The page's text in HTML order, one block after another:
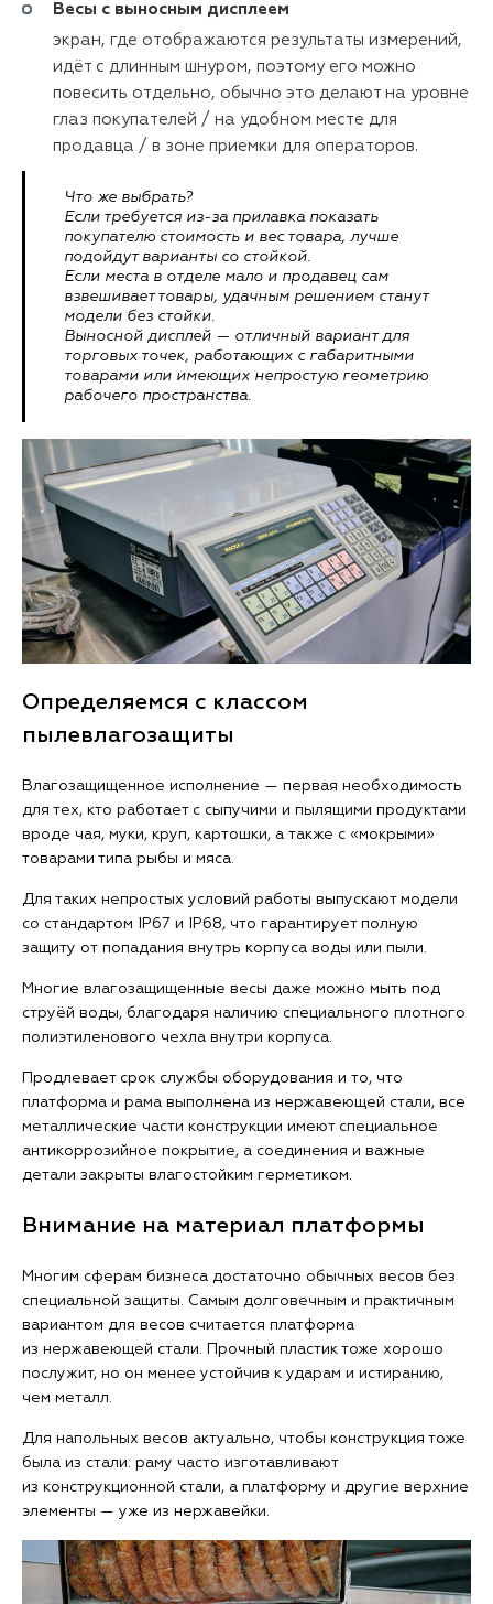
Весы с выносным дисплеем
экран, где отображаются результаты измерений,
идёт с длинным шнуром, поэтому его можно
повесить отдельно, обычно это делают на уровне
глаз покупателей / на удобном месте для
продавца / в зоне приемки для операторов.
Что же выбрать?
Если требуется из-за прилавка показать
покупателю стоимость и вес товара, лучше
подойдут варианты со стойкой.
Если места в отделе мало и продавец сам
взвешивает товары, удачным решением станут
модели без стойки.
Выносной дисплей — отличный вариант для
торговых точек, работающих с габаритными
товарами или имеющих непростую геометрию
рабочего пространства.
Определяемся с классом
пылевлагозащиты
Влагозащищенное исполнение — первая необходимость
для тех, кто работает с сыпучими и пылящими продуктами
вроде чая, муки, круп, картошки, а также с «мокрыми»
товарами типа рыбы и мяса.
Для таких непростых условий работы выпускают модели
со стандартом IP67 и IP68, что гарантирует полную
защиту от попадания внутрь корпуса воды или пыли.
Многие влагозащищенные весы даже можно мыть под
струёй воды, благодаря наличию специального плотного
полиэтиленового чехла внутри корпуса.
Продлевает срок службы оборудования и то, что
платформа и рама выполнена из нержавеющей стали, все
металлические части конструкции имеют специальное
антикоррозийное покрытие, а соединения и важные
детали закрыты влагостойким герметиком.
Внимание на материал платформы
Многим сферам бизнеса достаточно обычных весов без
специальной защиты. Самым долговечным и практичным
вариантом для весов считается платформа
из нержавеющей стали. Прочный пластик тоже хорошо
послужит, но он менее устойчив к ударам и истиранию,
чем металл.
Для напольных весов актуально, чтобы конструкция тоже
была из стали: раму часто изготавливают
из конструкционной стали, а платформу и другие верхние
элементы — уже из нержавейки.